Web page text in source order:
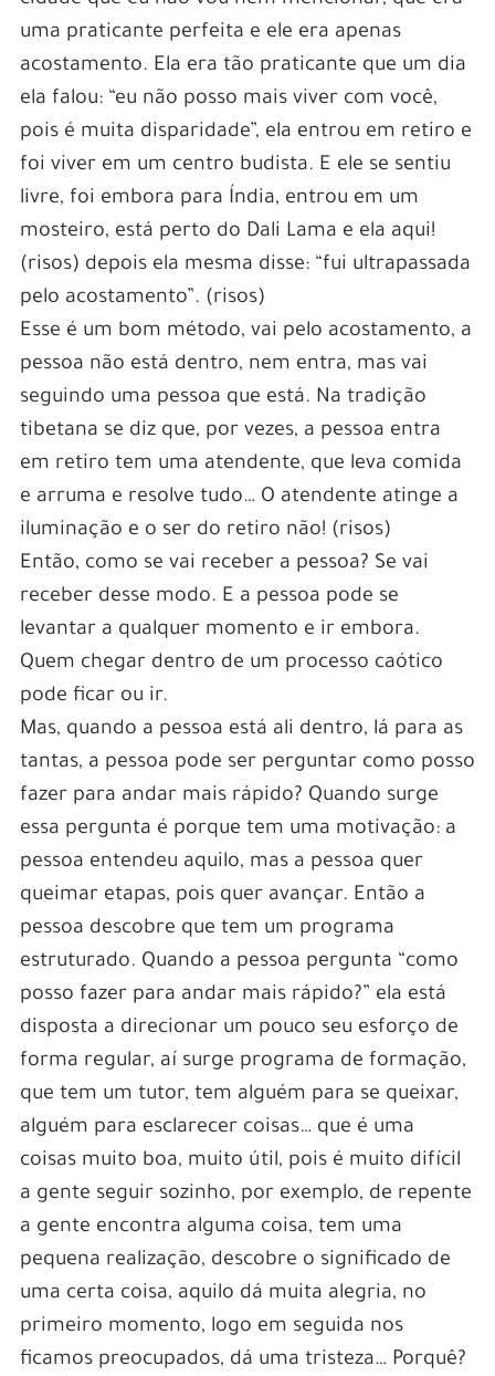
uma praticante perfeita e ele era apenas
acostamento. Ela era tão praticante que um dia
ela falou: “eu não posso mais viver com você,
pois é muita disparidade”, ela entrou em retiro e
foi viver em um centro budista. E ele se sentiu
livre, foi embora para Índia, entrou em um
mosteiro, está perto do Dali Lama e ela aqui!
(risos) depois ela mesma disse: “fui ultrapassada
pelo acostamento”. (risos)
Esse é um bom método, vai pelo acostamento, a
pessoa não está dentro, nem entra, mas vai
seguindo uma pessoa que está. Na tradição
tibetana se diz que, por vezes, a pessoa entra
em retiro tem uma atendente, que leva comida
e arruma e resolve tudo… O atendente atinge a
iluminação e o ser do retiro não! (risos)
Então, como se vai receber a pessoa? Se vai
receber desse modo. E a pessoa pode se
levantar a qualquer momento e ir embora.
Quem chegar dentro de um processo caótico
pode ficar ou ir.
Mas, quando a pessoa está ali dentro, lá para as
tantas, a pessoa pode ser perguntar como posso
fazer para andar mais rápido? Quando surge
essa pergunta é porque tem uma motivação: a
pessoa entendeu aquilo, mas a pessoa quer
queimar etapas, pois quer avançar. Então a
pessoa descobre que tem um programa
estruturado. Quando a pessoa pergunta “como
posso fazer para andar mais rápido?” ela está
disposta a direcionar um pouco seu esforço de
forma regular, aí surge programa de formação,
que tem um tutor, tem alguém para se queixar,
alguém para esclarecer coisas… que é uma
coisas muito boa, muito útil, pois é muito difícil
a gente seguir sozinho, por exemplo, de repente
a gente encontra alguma coisa, tem uma
pequena realização, descobre o significado de
uma certa coisa, aquilo dá muita alegria, no
primeiro momento, logo em seguida nos
ficamos preocupados, dá uma tristeza… Porquê?